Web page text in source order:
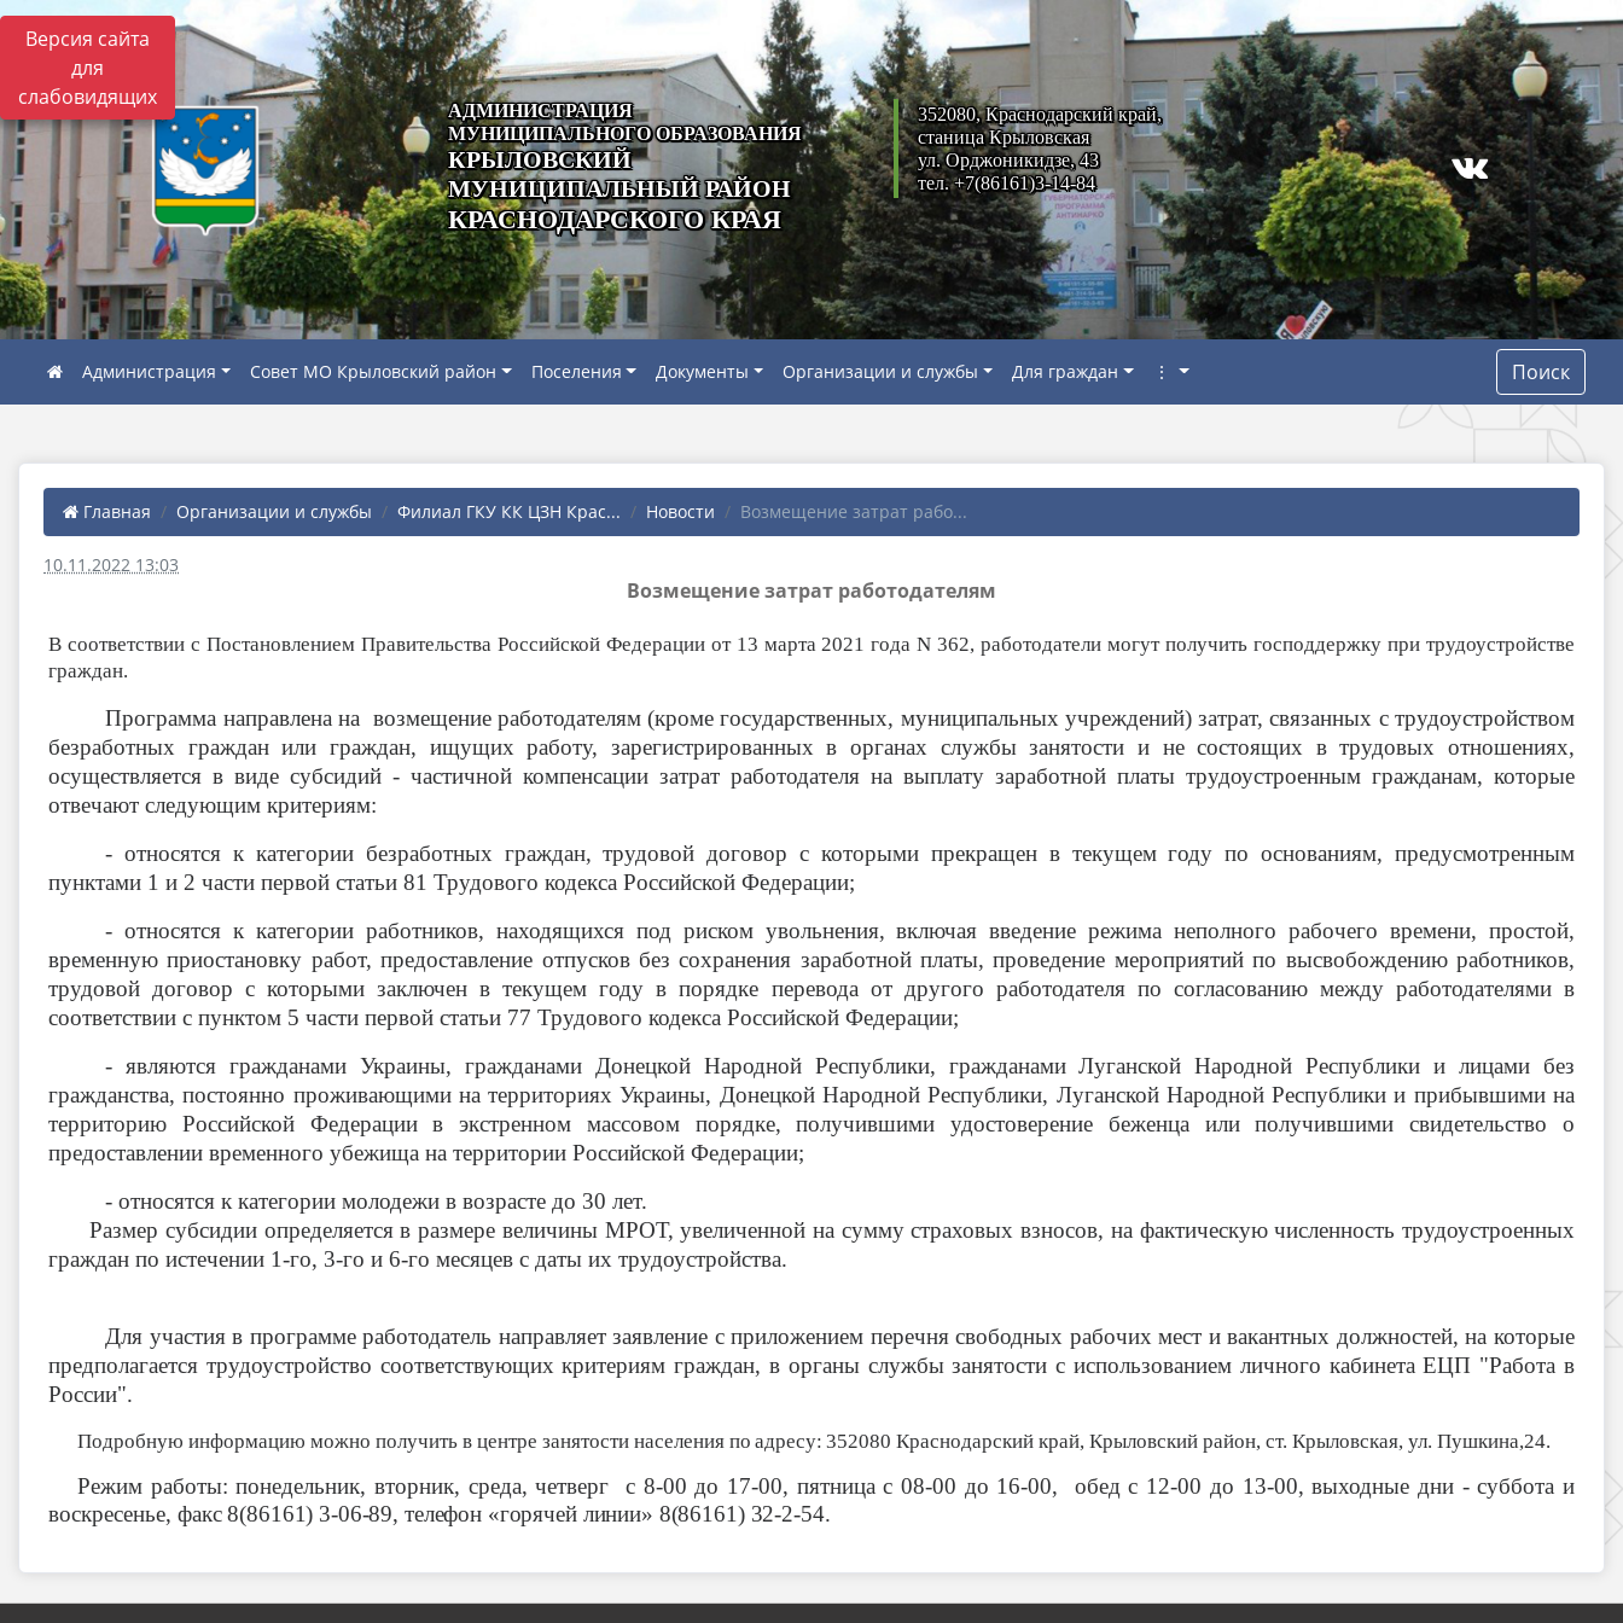
Версия сайта
для
слабовидящих
АДМИНИСТРАЦИЯ
МУНИЦИПАЛЬНОГО ОБРАЗОВАНИЯ
КРЫЛОВСКИЙ
МУНИЦИПАЛЬНЫЙ РАЙОН
КРАСНОДАРСКОГО КРАЯ
352080, Краснодарский край,
станица Крыловская
ул. Орджоникидзе, 43
тел. +7(86161)3-14-84
Администрация Совет МО Крыловский район Поселения Документы Организации и службы Для граждан ⋮ Поиск
Главная Организации и службы Филиал ГКУ КК ЦЗН Крас... Новости Возмещение затрат рабо...
10.11.2022 13:03
Возмещение затрат работодателям
В соответствии с Постановлением Правительства Российской Федерации от 13 марта 2021 года N 362, работодатели могут получить господдержку при трудоустройстве
граждан.
Программа направлена на возмещение работодателям (кроме государственных, муниципальных учреждений) затрат, связанных с трудоустройством
безработных граждан или граждан, ищущих работу, зарегистрированных в органах службы занятости и не состоящих в трудовых отношениях,
осуществляется в виде субсидий - частичной компенсации затрат работодателя на выплату заработной платы трудоустроенным гражданам, которые
отвечают следующим критериям:
- относятся к категории безработных граждан, трудовой договор с которыми прекращен в текущем году по основаниям, предусмотренным
пунктами 1 и 2 части первой статьи 81 Трудового кодекса Российской Федерации;
- относятся к категории работников, находящихся под риском увольнения, включая введение режима неполного рабочего времени, простой,
временную приостановку работ, предоставление отпусков без сохранения заработной платы, проведение мероприятий по высвобождению работников,
трудовой договор с которыми заключен в текущем году в порядке перевода от другого работодателя по согласованию между работодателями в
соответствии с пунктом 5 части первой статьи 77 Трудового кодекса Российской Федерации;
- являются гражданами Украины, гражданами Донецкой Народной Республики, гражданами Луганской Народной Республики и лицами без
гражданства, постоянно проживающими на территориях Украины, Донецкой Народной Республики, Луганской Народной Республики и прибывшими на
территорию Российской Федерации в экстренном массовом порядке, получившими удостоверение беженца или получившими свидетельство о
предоставлении временного убежища на территории Российской Федерации;
- относятся к категории молодежи в возрасте до 30 лет.
Размер субсидии определяется в размере величины МРОТ, увеличенной на сумму страховых взносов, на фактическую численность трудоустроенных
граждан по истечении 1-го, 3-го и 6-го месяцев с даты их трудоустройства.
Для участия в программе работодатель направляет заявление с приложением перечня свободных рабочих мест и вакантных должностей, на которые
предполагается трудоустройство соответствующих критериям граждан, в органы службы занятости с использованием личного кабинета ЕЦП "Работа в
России".
Подробную информацию можно получить в центре занятости населения по адресу:352080 Краснодарский край, Крыловский район, ст. Крыловская, ул. Пушкина,24.
Режим работы: понедельник, вторник, среда, четверг с 8-00 до 17-00, пятница с 08-00 до 16-00, обед с 12-00 до 13-00, выходные дни - суббота и
воскресенье, факс 8(86161) 3-06-89, телефон «горячей линии» 8(86161) 32-2-54.